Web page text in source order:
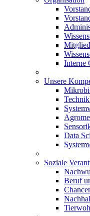
Interne
Unsere
Data
Soziale
Beruf